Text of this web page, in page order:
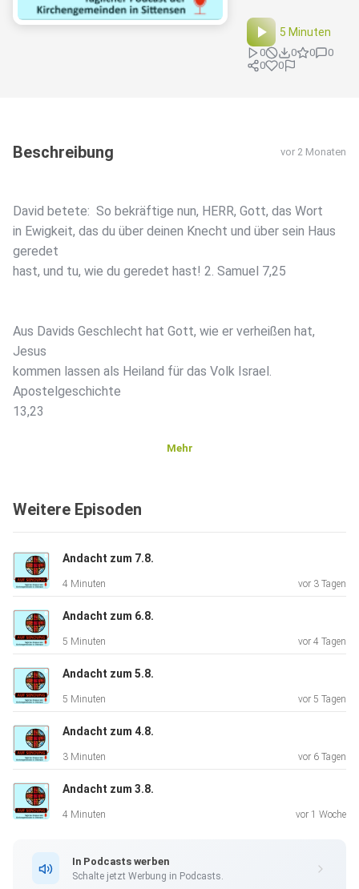
5 Minuten
0 0 0
0
0
0
Beschreibung vor 2 Monaten
David betete: So bekräftige nun, HERR, Gott, das Wort
in Ewigkeit, das du über deinen Knecht und über sein Haus
geredet
hast, und tu, wie du geredet hast! 2. Samuel 7,25
Aus Davids Geschlecht hat Gott, wie er verheißen hat,
Jesus
kommen lassen als Heiland für das Volk Israel.
Apostelgeschichte
13,23
Mehr
Weitere Episoden
Andacht zum 7.8.
4 Minuten vor 3 Tagen
Andacht zum 6.8.
5 Minuten vor 4 Tagen
Andacht zum 5.8.
5 Minuten vor 5 Tagen
Andacht zum 4.8.
3 Minuten vor 6 Tagen
Andacht zum 3.8.
4 Minuten vor 1 Woche
In Podcasts werben
Schalte jetzt Werbung in Podcasts.